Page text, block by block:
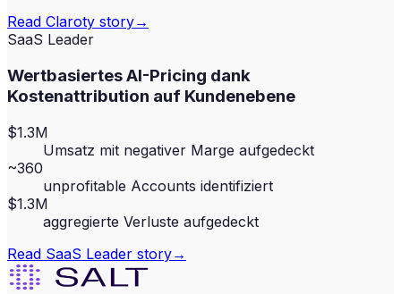
Read Claroty story→
SaaS Leader
Wertbasiertes AI-Pricing dank
Kostenattribution auf Kundenebene
$1.3M
Umsatz mit negativer Marge aufgedeckt
~360
unprofitable Accounts identifiziert
$1.3M
aggregierte Verluste aufgedeckt
Read SaaS Leader story→